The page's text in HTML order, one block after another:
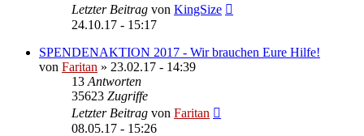
Letzter Beitrag von KingSize
24.10.17 - 15:17
SPENDENAKTION 2017 - Wir brauchen Eure Hilfe!
von Faritan » 23.02.17 - 14:39
13 Antworten
35623 Zugriffe
Letzter Beitrag von Faritan
08.05.17 - 15:26